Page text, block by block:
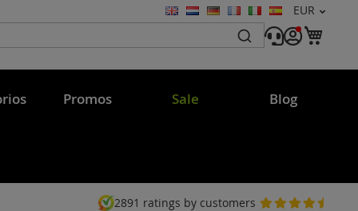
Moneda
EUR
Lenguaje
Promos Sale Blog
2891 ratings by customers